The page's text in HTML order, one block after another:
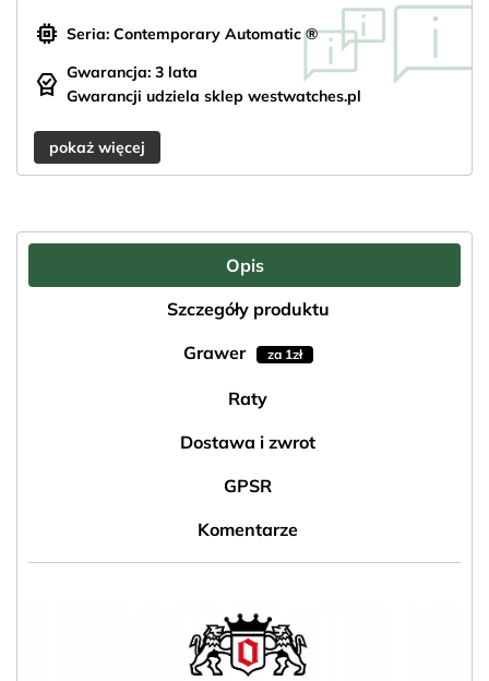
memory Seria: Contemporary Automatic ®
editor_choice Gwarancja: 3 lata
Gwarancji udziela sklep westwatches.pl
pokaż więcej
Opis
Szczegóły produktu
Grawer
za 1zł
Raty
Dostawa i zwrot
GPSR
Komentarze